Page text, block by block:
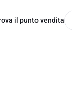
il punto vendita